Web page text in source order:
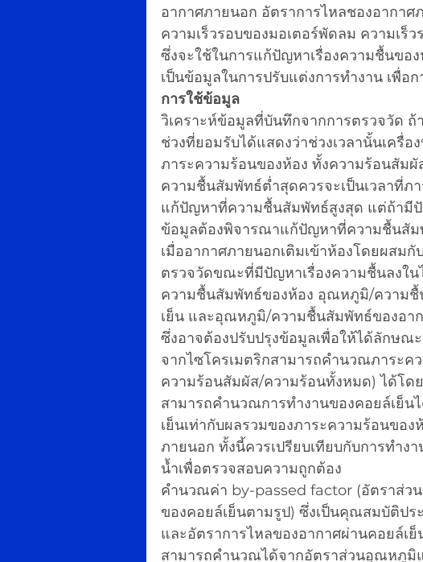
อากาศภายนอก อัตราการไหลชองอากาศ
ความเร็วรอบของมอเตอร์พัดลม ความเร็
ซึ่งจะใช้ในการแก้ปัญหาเรื่องความชื้นขอ
เป็นข้อมูลในการปรับแต่งการทำงาน เพื่อ
การใช้ข้อมูล
วิเคราะห์ข้อมูลที่บันทึกจากการตรวจวัด
ช่วงที่ยอมรับได้แสดงว่าช่วงเวลานั้นเครื่อ
ภาระความร้อนของห้อง ทั้งความร้อนสัม
ความชื้นสัมพัทธ์ต่ำสุดควรจะเป็นเวลาที่
แก้ปัญหาที่ความชื้นสัมพัทธ์สูงสุด แต่ถ้ามี
ข้อมูลต้องพิจารณาแก้ปัญหาที่ความชื้นสัม
เมื่ออากาศภายนอกเติมเข้าห้องโดยผสม
ตรวจวัดขณะที่มีปัญหาเรื่องความชื้นลงใ
ความชื้นสัมพัทธ์ของห้อง อุณหภูมิ/ความชื้
เย็น และอุณหภูมิ/ความชื้นสัมพัทธ์ของอา
ซึ่งอาจต้องปรับปรุงข้อมูลเพื่อให้ได้ลักษณ
จากไซโครเมตริกสามารถคำนวณภาระค
ความร้อนสัมผัส/ความร้อนทั้งหมด) ได้โด
สามารถคำนวณการทำงานของคอยล์เย็น
เย็นเท่ากับผลรวมของภาระความร้อนขอ
ภายนอก ทั้งนี้ควรเปรียบเทียบกับการทำ
น้ำเพื่อตรวจสอบความถูกต้อง
คำนวณค่า by-passed factor (อัตราส่ว
ของคอยล์เย็นตามรูป) ซึ่งเป็นคุณสมบัติป
และอัตราการไหลของอากาศผ่านคอยล์เ
สามารถคำนวณได้จากอัตราส่วนอุณหภูมิ